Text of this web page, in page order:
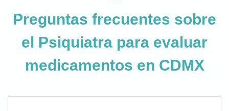
Preguntas frecuentes sobre
el Psiquiatra para evaluar
medicamentos en CDMX